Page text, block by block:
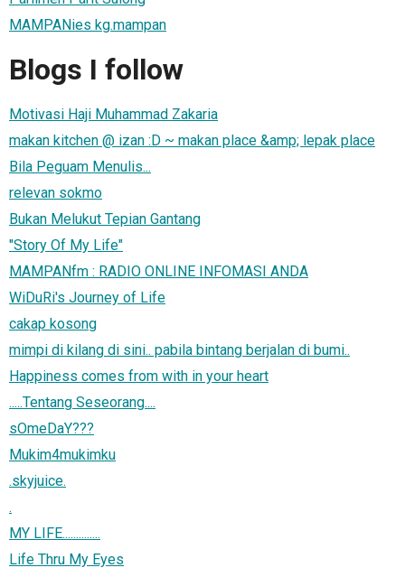
MAMPANies kg.mampan
Blogs I follow
Motivasi Haji Muhammad Zakaria
makan kitchen @ izan :D ~ makan place &amp; lepak place
Bila Peguam Menulis...
relevan sokmo
Bukan Melukut Tepian Gantang
"Story Of My Life"
MAMPANfm : RADIO ONLINE INFOMASI ANDA
WiDuRi's Journey of Life
cakap kosong
mimpi di kilang di sini.. pabila bintang berjalan di bumi..
Happiness comes from with in your heart
.....Tentang Seseorang....
sOmeDaY???
Mukim4mukimku
.skyjuice.
.
MY LIFE..............
Life Thru My Eyes